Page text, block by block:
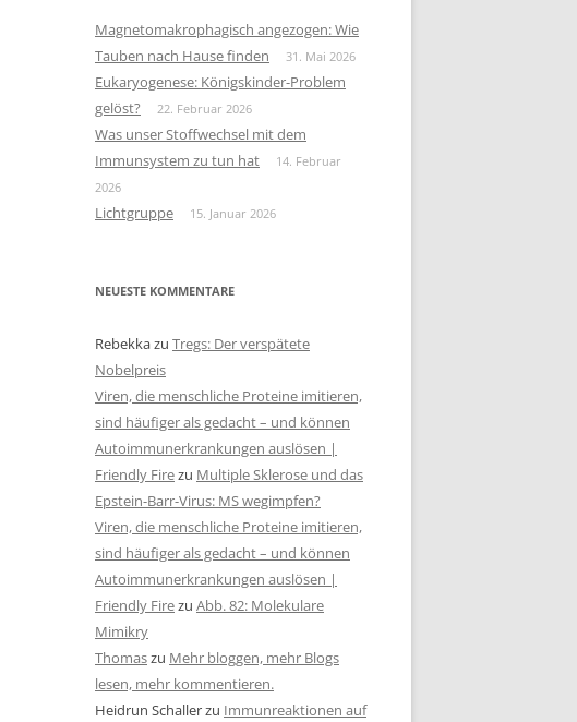
Magnetomakrophagisch angezogen: Wie
Tauben nach Hause finden
31. Mai 2026
Eukaryogenese: Königskinder-Problem
gelöst?
22. Februar 2026
Was unser Stoffwechsel mit dem
Immunsystem zu tun hat
14. Februar
2026
Lichtgruppe 15. Januar 2026
NEUESTE KOMMENTARE
Rebekkazu Tregs: Der verspätete
Nobelpreis
Viren, die menschliche Proteine imitieren,
sind häufiger als gedacht – und können
Autoimmunerkrankungen auslösen |
Friendly Firezu Multiple Sklerose und das
Epstein-Barr-Virus: MS wegimpfen?
Viren, die menschliche Proteine imitieren,
sind häufiger als gedacht – und können
Autoimmunerkrankungen auslösen |
Friendly Firezu Abb. 82: Molekulare
Mimikry
Thomaszu Mehr bloggen, mehr Blogs
lesen, mehr kommentieren.
Heidrun Schallerzu Immunreaktionen auf